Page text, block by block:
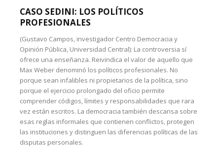
CASO SEDINI: LOS POLÍTICOS
PROFESIONALES
(Gustavo Campos, investigador Centro Democracia y
Opinión Pública, Universidad Central): La controversia sí
ofrece una enseñanza. Reivindica el valor de aquello que
Max Weber denominó los políticos profesionales. No
porque sean infalibles ni propietarios de la política, sino
porque el ejercicio prolongado del oficio permite
comprender códigos, límites y responsabilidades que rara
vez están escritos. La democracia también descansa sobre
esas reglas informales que contienen conflictos, protegen
las instituciones y distinguen las diferencias políticas de las
disputas personales.